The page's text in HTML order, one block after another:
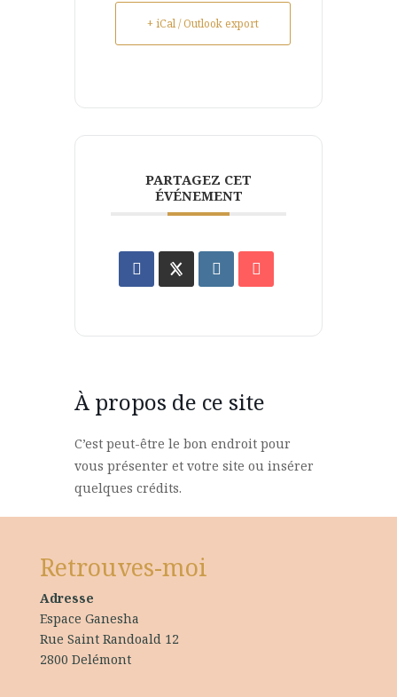
+ iCal / Outlook export
PARTAGEZ CET
ÉVÉNEMENT
À propos de ce site
C’est peut-être le bon endroit pour
vous présenter et votre site ou insérer
quelques crédits.
Retrouves-moi
Adresse
Espace Ganesha
Rue Saint Randoald 12
2800 Delémont